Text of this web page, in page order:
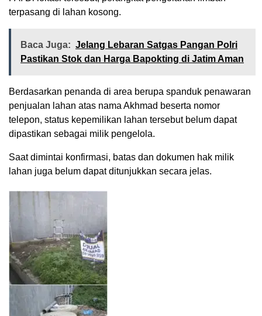
terpasang di lahan kosong.
Baca Juga: Jelang Lebaran Satgas Pangan Polri
Pastikan Stok dan Harga Bapokting di Jatim Aman
Berdasarkan penanda di area berupa spanduk penawaran
penjualan lahan atas nama Akhmad beserta nomor
telepon, status kepemilikan lahan tersebut belum dapat
dipastikan sebagai milik pengelola.
Saat dimintai konfirmasi, batas dan dokumen hak milik
lahan juga belum dapat ditunjukkan secara jelas.